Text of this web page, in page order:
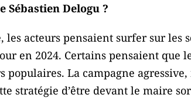
Sébastien Delogu ?
les acteurs pensaient surfer sur les
en 2024. Certains pensaient que
La campagne
stratégie d’être devant le maire